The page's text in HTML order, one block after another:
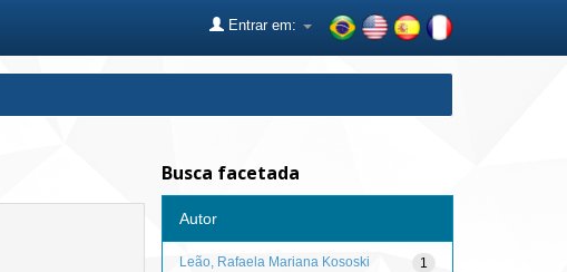
Entrar em:
Busca facetada
Autor
1
Leão, Rafaela Mariana Kososki